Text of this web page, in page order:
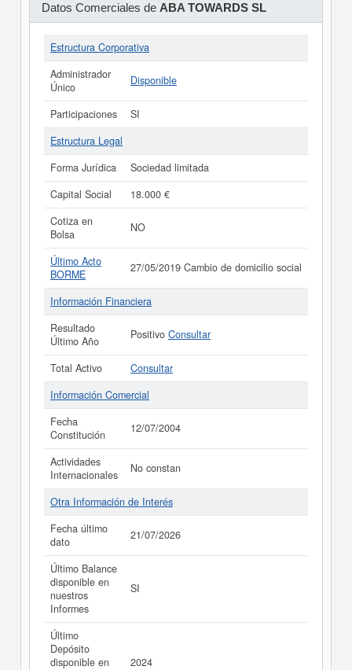
Datos Comerciales de ABA TOWARDS SL
Estructura Corporativa
Administrador
Único
Disponible
Participaciones
SI
Estructura Legal
Forma Jurídica
Sociedad limitada
Capital Social
18.000 €
Cotiza en
Bolsa
NO
Último Acto
BORME
27/05/2019 Cambio de domicilio social
Información Financiera
Resultado
Último Año
Positivo Consultar
Total Activo
Consultar
Información Comercial
Fecha
Constitución
12/07/2004
Actividades
Internacionales
No constan
Otra Información de Interés
Fecha último
dato
21/07/2026
Último Balance
disponible en
nuestros
Informes
SI
Último
Depósito
disponible en
2024